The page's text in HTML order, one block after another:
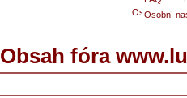
Osobní
Obsah fóra